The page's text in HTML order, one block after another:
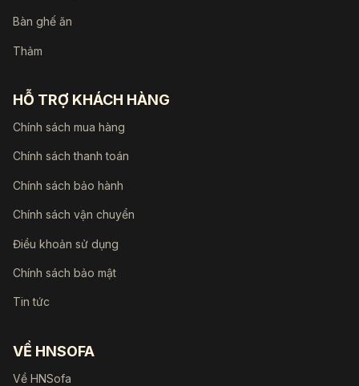
Bàn ghế ăn
Thảm
HỖ TRỢ KHÁCH HÀNG
Chính sách mua hàng
Chính sách thanh toán
Chính sách bảo hành
Chính sách vận chuyển
Điều khoản sử dụng
Chính sách bảo mật
Tin tức
VỀ HNSOFA
Về HNSofa